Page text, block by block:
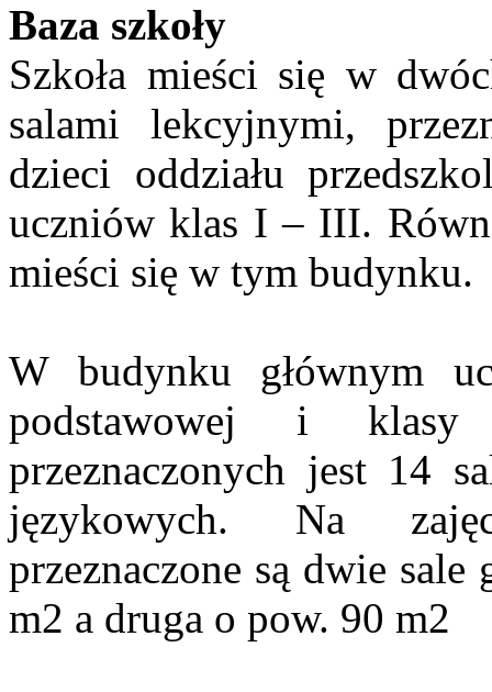
Baza szkoły
Szkoła mieści się w
salami lekcyjnymi,
dzieci oddziału
uczniów klas I – III.
mieści się w tym budynku.
W budynku głównym
podstawowej i klasy
przeznaczonych jest 14
językowych. Na
przeznaczone są dwie
m2 a druga o pow. 90 m2